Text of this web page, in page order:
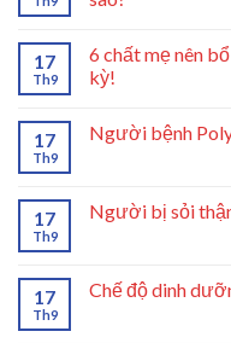
17
Th9
6 chất mẹ nên
kỳ!
17
Th9
Người bệnh
17
Th9
Người bị sỏi
17
Th9
Chế độ dinh